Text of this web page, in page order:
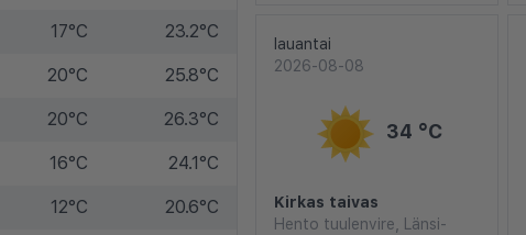
17°C 23.2°C
20°C 25.8°C
20°C 26.3°C
16°C 24.1°C
12°C 20.6°C
lauantai
2026-08-08
34 °C
Kirkas taivas
Hento tuulenvire, Länsi-